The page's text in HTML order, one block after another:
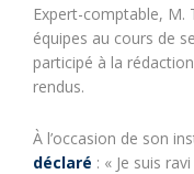
Expert-comptable, M.
équipes au cours de
participé à la
rendus.
À l’occasion de son
déclaré : « Je suis